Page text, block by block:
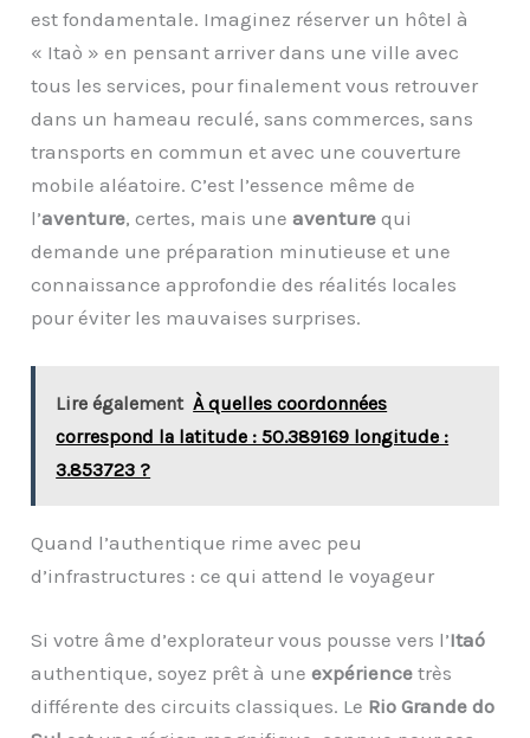
est fondamentale. Imaginez réserver un hôtel à
« Itaò » en pensant arriver dans une ville avec
tous les services, pour finalement vous retrouver
dans un hameau reculé, sans commerces, sans
transports en commun et avec une couverture
mobile aléatoire. C’est l’essence même de
l’aventure, certes, mais uneaventure qui
demande une préparation minutieuse et une
connaissance approfondie des réalités locales
pour éviter les mauvaises surprises.
Lire également À quelles coordonnées
correspond la latitude : 50.389169 longitude :
3.853723 ?
Quand l’authentique rime avec peu
d’infrastructures : ce qui attend le voyageur
Si votre âme d’explorateur vous pousse vers l’Itaó
authentique, soyez prêt à uneexpérience très
différente des circuits classiques. Le Rio Grande do